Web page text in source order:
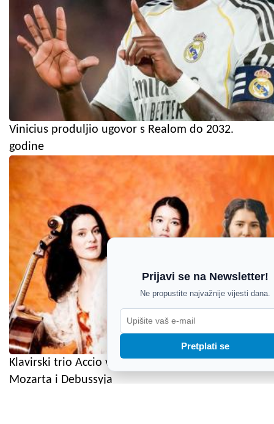
Vinicius produljio ugovor s Realom do 2032.
godine
Klavirski trio Accio večeras u Rovinj donosi
Mozarta i Debussyja
Prijavi se na Newsletter!
Ne propustite najvažnije vijesti dana.
Pretplati se